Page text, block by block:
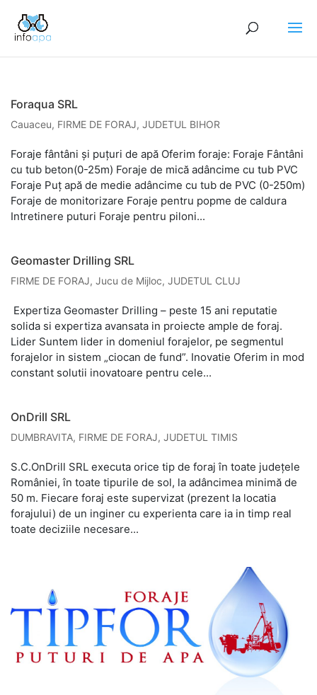
Foraqua SRL
Cauaceu, FIRME DE FORAJ, JUDETUL BIHOR
Foraje fântâni și puțuri de apă Oferim foraje: Foraje Fântâni
cu tub beton(0-25m) Foraje de mică adâncime cu tub PVC
Foraje Puț apă de medie adâncime cu tub de PVC (0-250m)
Foraje de monitorizare Foraje pentru popme de caldura
Intretinere puturi Foraje pentru piloni...
Geomaster Drilling SRL
FIRME DE FORAJ, Jucu de Mijloc, JUDETUL CLUJ
​ Expertiza Geomaster Drilling – peste 15 ani reputatie
solida si expertiza avansata in proiecte ample de foraj.
Lider Suntem lider in domeniul forajelor, pe segmentul
forajelor in sistem „ciocan de fund”. Inovatie Oferim in mod
constant solutii inovatoare pentru cele...
OnDrill SRL
DUMBRAVITA, FIRME DE FORAJ, JUDETUL TIMIS
S.C.OnDrill SRL executa orice tip de foraj în toate județele
României, în toate tipurile de sol, la adâncimea minimă de
50 m. Fiecare foraj este supervizat (prezent la locatia
forajului) de un inginer cu experienta care ia in timp real
toate deciziile necesare...